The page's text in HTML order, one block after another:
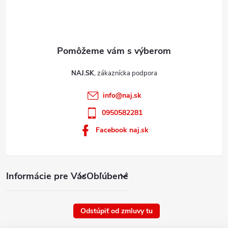
Informácie pre VásObľúbené
NAJ.SK
info@naj.sk
0950582281
Facebook naj.sk
Odstúpiť od zmluvy tu